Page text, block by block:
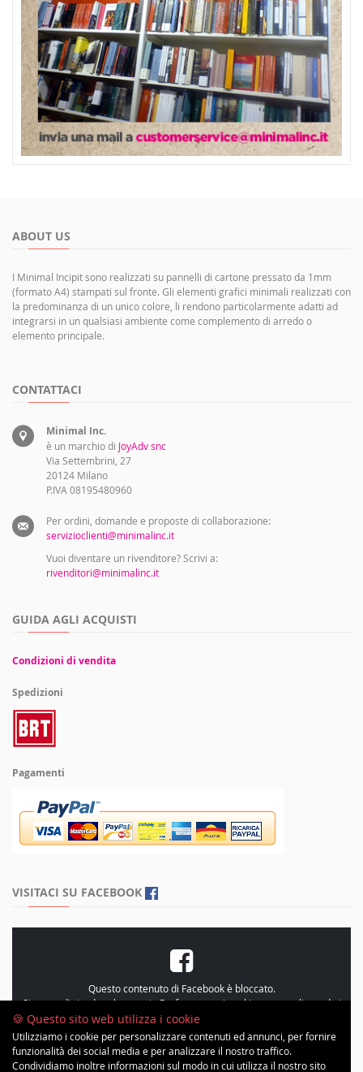
ABOUT US
I Minimal Incipit sono realizzati su pannelli di cartone pressato da 1mm
(formato A4) stampati sul fronte. Gli elementi grafici minimali realizzati con
la predominanza di un unico colore, li rendono particolarmente adatti ad
integrarsi in un qualsiasi ambiente come complemento di arredo o
elemento principale.
CONTATTACI
Minimal Inc.
è un marchio di JoyAdv snc
Via Settembrini, 27
20124 Milano
P.IVA 08195480960
Per ordini, domande e proposte di collaborazione:
servizioclienti@minimalinc.it
Vuoi diventare un rivenditore? Scrivi a:
rivenditori@minimalinc.it
GUIDA AGLI ACQUISTI
Condizioni di vendita
Spedizioni
Pagamenti
VISITACI SU FACEBOOK
Questo contenuto di Facebook è bloccato.
Si prega di rivedere le propriePreferenze sui cookie, personalizzando i
cookie e accetando le “Statistiche”
🍪 Questo sito web utilizza i cookie
Utilizziamo i cookie per personalizzare contenuti ed annunci, per fornire
funzionalità dei social media e per analizzare il nostro traffico.
Condividiamo inoltre informazioni sul modo in cui utilizza il nostro sito